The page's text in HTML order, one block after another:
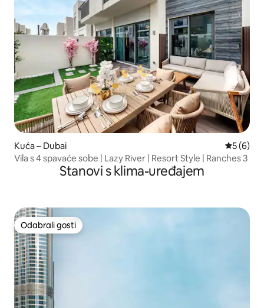
Kuća – Dubai
5 (6)
Vila s 4 spavaće sobe | Lazy River | Resort Style | Ranches 3
Stanovi s klima-uređajem
Odabrali gosti
Odabrali gosti